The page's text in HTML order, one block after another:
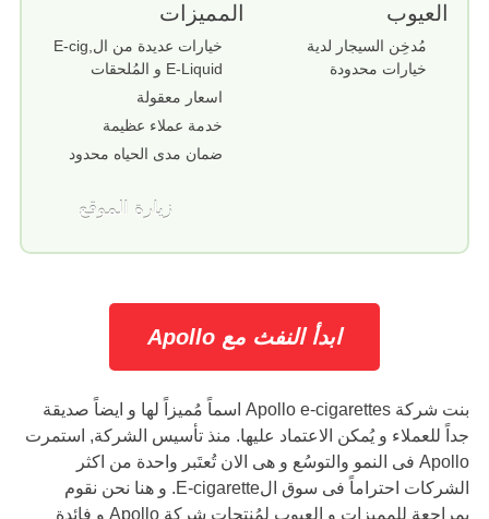
المميزات
خيارات عديدة من الE-cig,
E-Liquid و المُلحقات
اسعار معقولة
خدمة عملاء عظيمة
ضمان مدى الحياه محدود
العيوب
مُدخِن السيجار لدية
خيارات محدودة
زيارة الموقع
ابدأ النفث مع Apollo
بنت شركة Apollo e-cigarettes اسماً مُميزاً لها و ايضاً صديقة
جداً للعملاء و يُمكن الاعتماد عليها. منذ تأسيس الشركة, استمرت
Apollo فى النمو والتوسُع و هى الان تُعتَبر واحدة من اكثر
الشركات احتراماً فى سوق الE-cigarette. و هنا نحن نقوم
بمراجعة للمميزات و العيوب لمُنتجات شركة Apollo و فائدة